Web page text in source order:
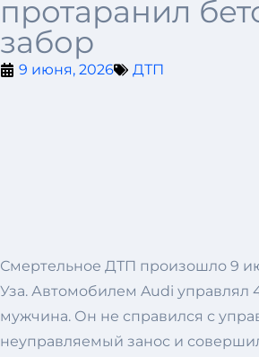
протаранил
забор
9 июня, 2026 ДТП
Смертельное ДТП произошло 9
Уза. Автомобилем Audi управлял
мужчина. Он не справился с
неуправляемый занос и